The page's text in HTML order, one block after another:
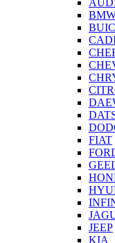
FIAT
JEEP
KIA